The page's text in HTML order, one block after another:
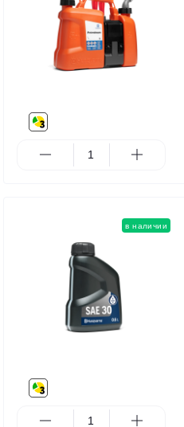
в наличии